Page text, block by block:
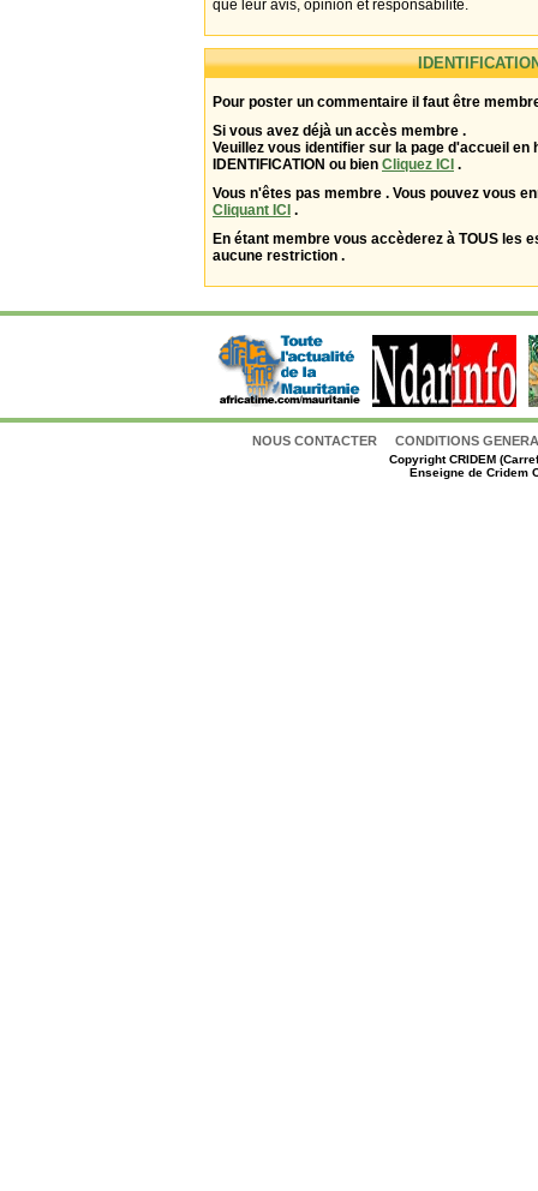
que leur avis, opinion et responsabilité.
Pour poster un commentaire il faut être
Si vous avez déjà un accès membre .
Veuillez vous identifier sur la page d'accueil en
IDENTIFICATION ou bien Cliquez ICI .
Vous n'êtes pas membre . Vous pouvez vous
Cliquant ICI .
En étant membre vous accèderez à TOUS les
aucune restriction .
NOUS CONTACTER CONDITIONS
CopyrightCRIDEM
Enseigne de Cridem